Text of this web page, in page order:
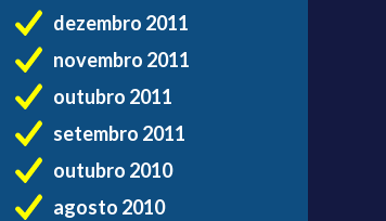
dezembro 2011
novembro 2011
outubro 2011
setembro 2011
outubro 2010
agosto 2010